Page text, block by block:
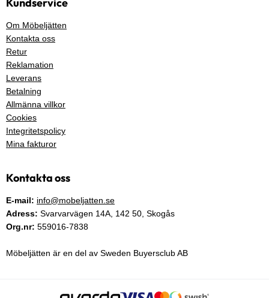
Om Möbeljätten
Kontakta oss
Retur
Reklamation
Leverans
Betalning
Allmänna villkor
Cookies
Integritetspolicy
Mina fakturor
Kontakta oss
E-mail: info@mobeljatten.se
Adress: Svarvarvägen 14A, 142 50 , Skogås
Org.nr: 559016-7838
Möbeljätten är en del av Sweden Buyersclub AB